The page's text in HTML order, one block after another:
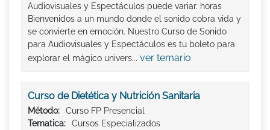
Audiovisuales y Espectáculos puede variar. horas
Bienvenidos a un mundo donde el sonido cobra vida y
se convierte en emoción. Nuestro Curso de Sonido
para Audiovisuales y Espectáculos es tu boleto para
explorar el mágico univers... ver temario
Curso de Dietética y Nutrición Sanitaria
Método:
Curso FP Presencial
Tematica:
Cursos Especializados